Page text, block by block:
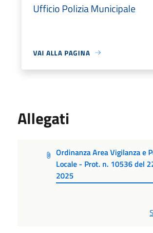
Ufficio Polizia Municipale
VAI ALLA PAGINA
Allegati
Ordinanza Area Vigilanza e
Locale - Prot. n. 10536 del
2025